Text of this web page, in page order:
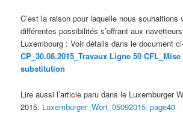
C’est la raison pour laquelle nous souhaitions
différentes possibilités s’offrant aux
Luxembourg : Voir détails dans le document
CP_30.08.2015_Travaux Ligne 50
substitution
Lire aussi l’article paru dans le Luxemburger
2015: Luxemburger_Wort_05092015_page40